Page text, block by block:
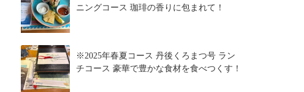
ニングコース 珈琲の香りに包まれて！
※2025年春夏コース 丹後くろまつ号 ラン
チコース 豪華で豊かな食材を食べつくす！